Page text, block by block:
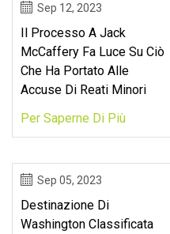
Sep 12, 2023
Il Processo A Jack
McCaffery Fa Luce Su Ciò
Che Ha Portato Alle
Accuse Di Reati Minori
Per Saperne Di Più
Sep 05, 2023
Destinazione Di
Washington Classificata